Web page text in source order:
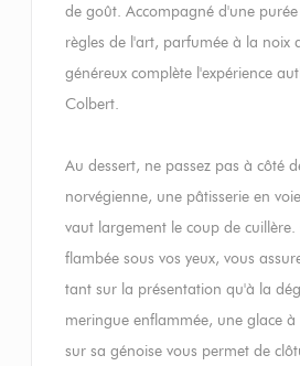
de goût. Accompagné d'une
règles de l'art, parfumée à la noix
généreux complète l'expérience
Colbert.
Au dessert, ne passez pas à côté
norvégienne, une pâtisserie en
vaut largement le coup de cuillère.
flambée sous vos yeux, vous
tant sur la présentation qu'à la
meringue enflammée, une glace
sur sa génoise vous permet de